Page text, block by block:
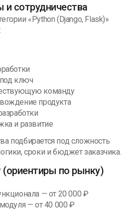
сотрудничества
«Python (Django, Flask)»
под ключ
команду
продукта
и развитие
подбирается под сложность
сроки и бюджет заказчика.
(ориентиры по рынку)
— от 20 000 ₽
— от 40 000 ₽